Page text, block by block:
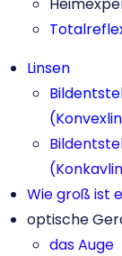
Linsen
Wie groß ist
optische
das Auge